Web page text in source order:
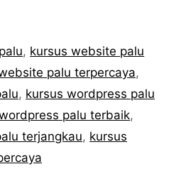
, kursus website palu
palu terpercaya,
, kursus wordpress palu
palu terbaik,
terjangkau, kursus